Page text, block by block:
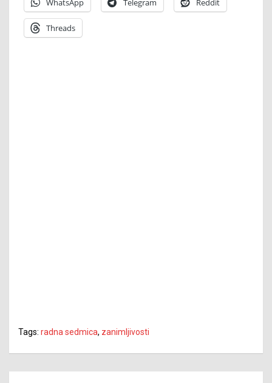
WhatsApp Telegram Reddit
Threads
Tags: radna sedmica, zanimljivosti